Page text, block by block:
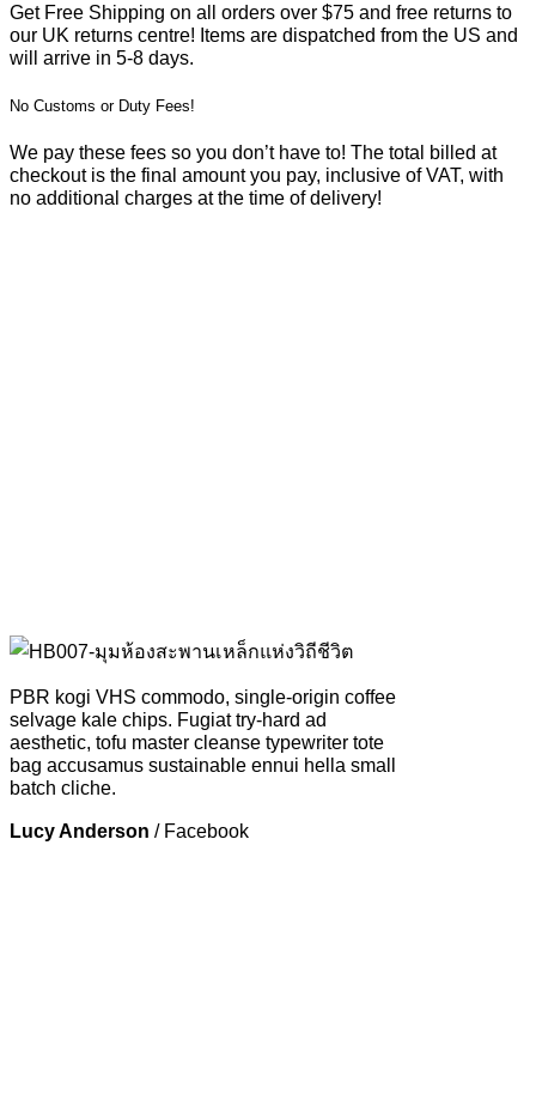
Get Free Shipping on all orders over $75 and free returns to
our UK returns centre! Items are dispatched from the US and
will arrive in 5-8 days.
No Customs or Duty Fees!
We pay these fees so you don’t have to! The total billed at
checkout is the final amount you pay, inclusive of VAT, with
no additional charges at the time of delivery!
PBR kogi VHS commodo, single-origin coffee
selvage kale chips. Fugiat try-hard ad
aesthetic, tofu master cleanse typewriter tote
bag accusamus sustainable ennui hella small
batch cliche.
Lucy Anderson / Facebook